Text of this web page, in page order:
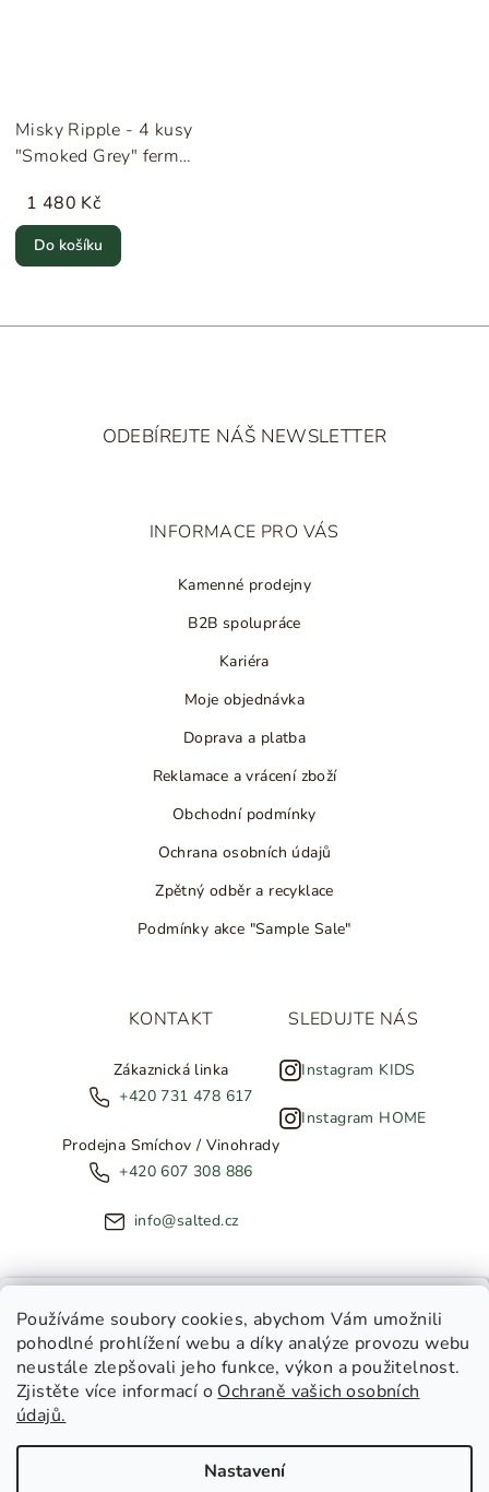
Používáme soubory cookies, abychom Vám umožnili
pohodlné prohlížení webu a díky analýze provozu webu
neustále zlepšovali jeho funkce, výkon a použitelnost.
Zjistěte více informací o Ochraně vašich osobních
údajů.
Nastavení
Misky Ripple - 4 kusy
"Smoked Grey" ferm
1 480 Kč
Do košíku
ODEBÍREJTE NÁŠ NEWSLETTER
INFORMACE PRO VÁS
Kamenné prodejny
B2B spolupráce
Kariéra
Moje objednávka
Doprava a platba
Reklamace a vrácení zboží
Obchodní podmínky
Ochrana osobních údajů
Zpětný odběr a recyklace
Podmínky akce "Sample Sale"
KONTAKT
Zákaznická linka
+420 731 478 617
Prodejna Smíchov / Vinohrady
+420 607 308 886
info@salted.cz
SLEDUJTE NÁS
Instagram KIDS
Instagram HOME
Copyright 2026SALTED. Všechna práva vyhrazena.Upravit
nastavení cookies
NOVINKY ZE SALTED
Toužíte dostávat novinky z
Salted Home
Salted Kids & Home